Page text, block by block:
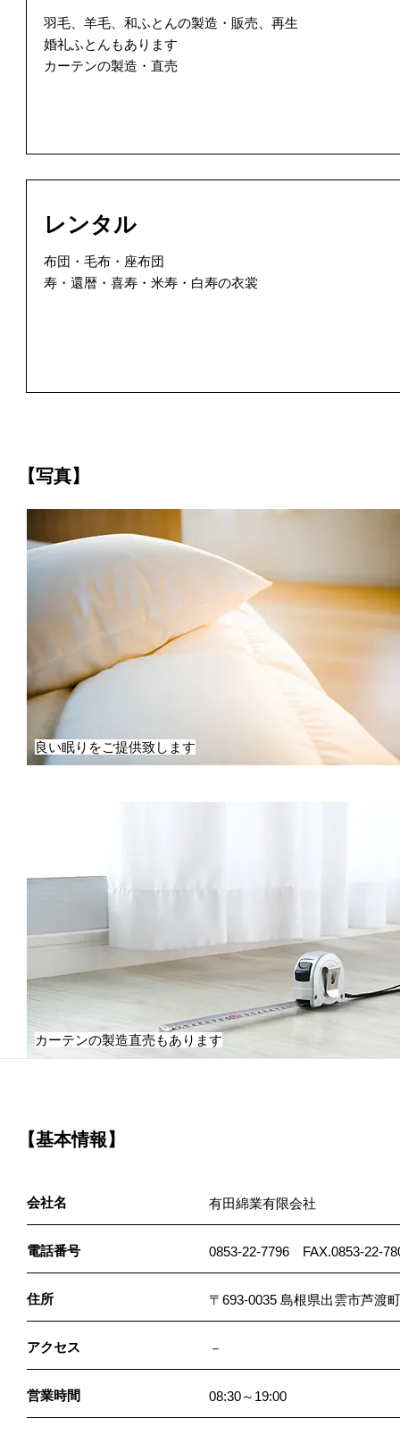
羽毛、羊毛、和ふとんの製造・販売、再生
婚礼ふとんもあります
カーテンの製造・直売
レンタル
布団・毛布・座布団
寿・還暦・喜寿・米寿・白寿の衣裳
【写真】
良い眠りをご提供致します
カーテンの製造直売もあります
【基本情報】
会社名 有田綿業有限会社
電話番号 0853-22-7796 FAX.0853-22-
住所 〒693-0035 島根県出雲市芦渡
アクセス －
営業時間 08:30～19:00